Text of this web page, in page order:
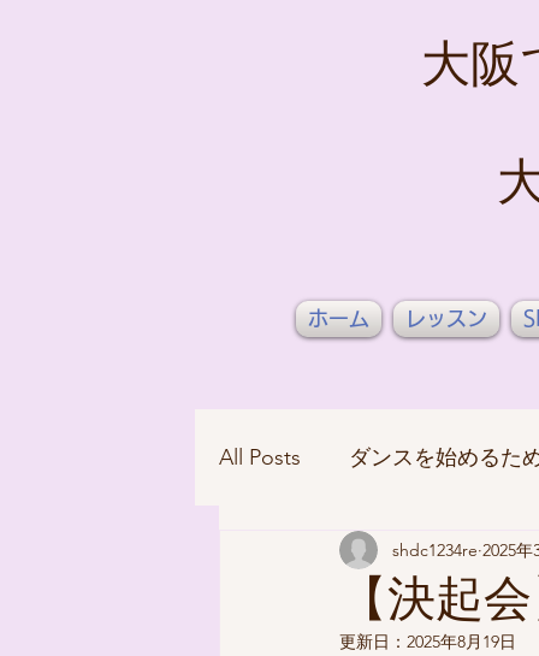
大阪
ホーム レッスン
All Posts ダンスを始めるた
【決起
shdc1234re 2025年
更新日： 2025年8月19日